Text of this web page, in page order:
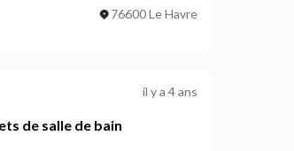
76600 Le Havre
il y a 4 ans
de salle de bain